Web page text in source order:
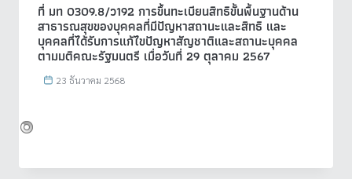
ที่ มท 0309.8/ว192 การขึ้นทะเบียนสิทธิขั้นพื้นฐานด้าน
สาธารณสุขของบุคคลที่มีปัญหาสถานะและสิทธิ และ
บุคคลที่ได้รับการแก้ไขปัญหาสัญชาติและสถานะบุคคล
ตามมติคณะรัฐมนตรี เมื่อวันที่ 29 ตุลาคม 2567
23 ธันวาคม 2568